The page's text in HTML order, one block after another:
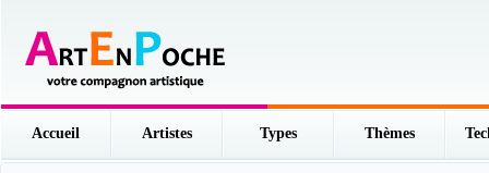
Accueil Artistes Types Thèmes